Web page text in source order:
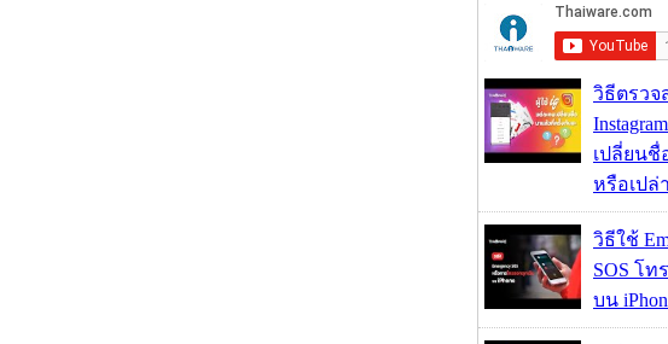
วิธีตรวจ
เปลี่ยน
หรือเปล่
วิธีใช้
SOS โ
บน